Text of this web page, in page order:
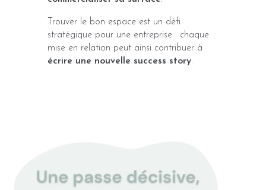
Trouver le bon espace est un défi
stratégique pour une entreprise : chaque
mise en relation peut ainsi contribuer à
écrire une nouvelle success story.